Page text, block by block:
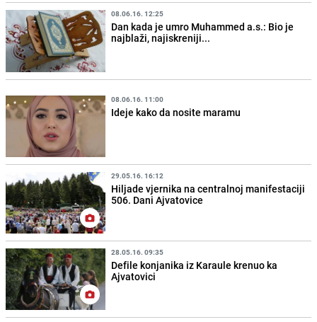
08.06.16. 12:25
Dan kada je umro Muhammed a.s.: Bio je
najblaži, najiskreniji...
08.06.16. 11:00
Ideje kako da nosite maramu
29.05.16. 16:12
Hiljade vjernika na centralnoj manifestaciji
506. Dani Ajvatovice
28.05.16. 09:35
Defile konjanika iz Karaule krenuo ka
Ajvatovici